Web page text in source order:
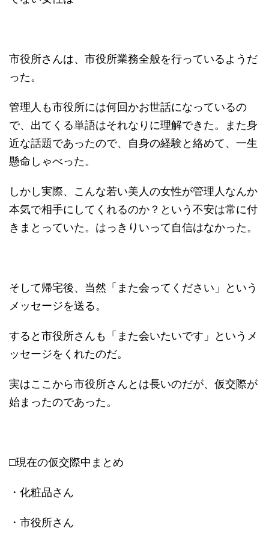
市役所さんは、市役所業務全般を行っているようだ
った。
管理人も市役所には何回かお世話になっているの
で、出てくる単語はそれなりに理解できた。また身
近な話題であったので、自身の経験と絡めて、一生
懸命しゃべった。
しかし実際、こんな若い美人の女性が管理人なんか
本気で相手にしてくれるのか？という不安は常に付
きまとっていた。はっきりいって自信はなかった。
そして帰宅後、当然「また会ってください」という
メッセージを送る。
すると市役所さんも「また会いたいです」というメ
ッセージをくれたのだ。
実はここから市役所さんとは長いのだが、仮交際が
始まったのであった。
□現在の仮交際中まとめ
・化粧品さん
・市役所さん